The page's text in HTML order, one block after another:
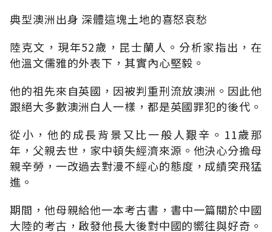
典型澳洲出身 深體這塊土地的喜怒哀愁
陸克文，現年52歲，昆士蘭人。分析家指出，在
他溫文儒雅的外表下，其實內心堅毅。
他的祖先來自英國，因被判重刑流放澳洲。因此他
跟絕大多數澳洲白人一樣，都是英國罪犯的後代。
從小，他的成長背景又比一般人艱辛。11歲那
年，父親去世，家中頓失經濟來源。他決心分擔母
親辛勞，一改過去對漫不經心的態度，成績突飛猛
進。
期間，他母親給他一本考古書，書中一篇關於中國
大陸的考古，啟發他長大後對中國的嚮往與好奇。